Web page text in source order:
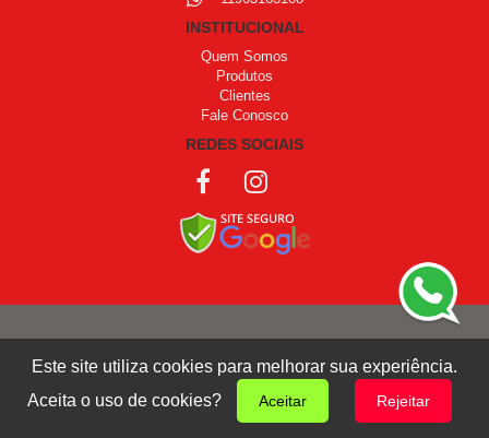
INSTITUCIONAL
Quem Somos
Produtos
Clientes
Fale Conosco
REDES SOCIAIS
Giro Design
Este site utiliza cookies para melhorar sua experiência.
Aceita o uso de cookies?
Aceitar Rejeitar